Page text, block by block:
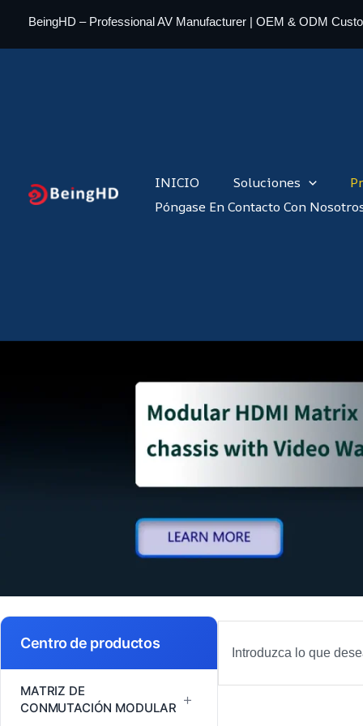
BeingHD – Professional AV Manufacturer | OEM & ODM
INICIO Soluciones
Póngase En Contacto Con
Centro de productos
MATRIZ DE
CONMUTACIÓN MODULAR +